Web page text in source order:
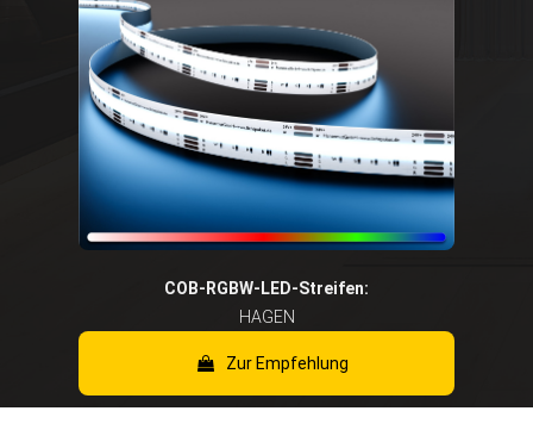
COB-RGBW-LED-Streifen:
HAGEN
Zur Empfehlung